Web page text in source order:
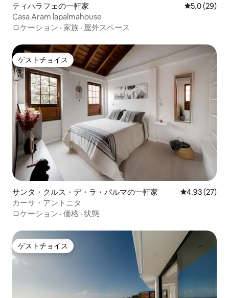
ティハラフェの一軒家 レビュー29
5.0 (29)
Casa Aram lapalmahouse
ロケーション · 家族 · 屋外スペース
ゲストチョイス
ゲストチョイス
サンタ・クルス・デ・ラ・パルマの一軒家 レビュー27
4.93 (27)
カーサ・アントニタ
ロケーション · 価格 · 状態
ゲストチョイス
ゲストチョイス